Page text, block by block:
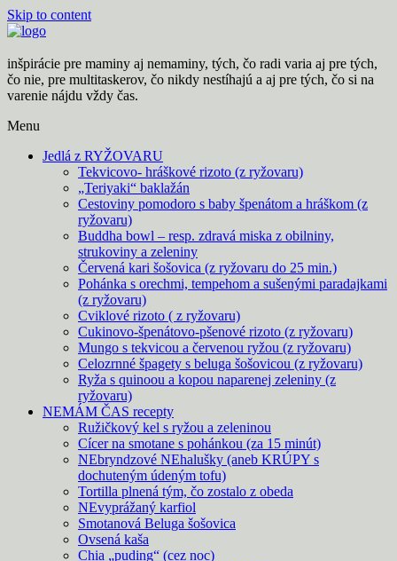
Skip to content
inšpirácie pre maminy aj nemaminy, tých, čo radi varia aj pre tých,
čo nie, pre multitaskerov, čo nikdy nestíhajú a aj pre tých, čo si na
varenie nájdu vždy čas.
Menu
Jedlá z RYŽOVARU
Tekvicovo- hráškové rizoto (z ryžovaru)
„Teriyaki“ baklažán
Cestoviny pomodoro s baby špenátom a hráškom (z
ryžovaru)
Buddha bowl – resp. zdravá miska z obilniny,
strukoviny a zeleniny
Červená kari šošovica (z ryžovaru do 25 min.)
Pohánka s orechmi, tempehom a sušenými paradajkami
(z ryžovaru)
Cviklové rizoto ( z ryžovaru)
Cukinovo-špenátovo-pšenové rizoto (z ryžovaru)
Mungo s tekvicou a červenou ryžou (z ryžovaru)
Celozrnné špagety s beluga šošovicou (z ryžovaru)
Ryža s quinoou a kopou naparenej zeleniny (z
ryžovaru)
NEMÁM ČAS recepty
Ružičkový kel s ryžou a zeleninou
Cícer na smotane s pohánkou (za 15 minút)
NEbryndzové NEhalušky (aneb KRÚPY s
dochuteným údeným tofu)
Tortilla plnená tým, čo zostalo z obeda
NEvyprážaný karfiol
Smotanová Beluga šošovica
Ovsená kaša
Chia „puding“ (cez noc)